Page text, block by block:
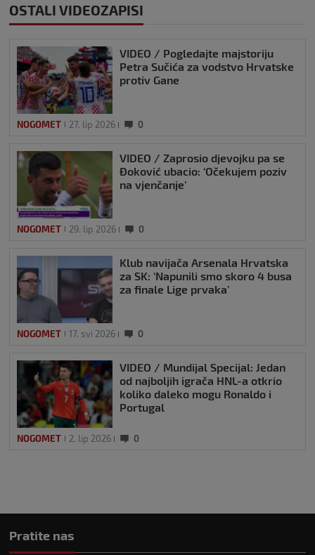
OSTALI VIDEOZAPISI
VIDEO / Pogledajte majstoriju
Petra Sučića za vodstvo Hrvatske
protiv Gane
NOGOMET 27. lip 2026 0
VIDEO / Zaprosio djevojku pa se
Đoković ubacio: ‘Očekujem poziv
na vjenčanje’
NOGOMET 29. lip 2026 0
Klub navijača Arsenala Hrvatska
za SK: ‘Napunili smo skoro 4 busa
za finale Lige prvaka’
NOGOMET 17. svi 2026 0
VIDEO / Mundijal Specijal: Jedan
od najboljih igrača HNL-a otkrio
koliko daleko mogu Ronaldo i
Portugal
NOGOMET 2. lip 2026 0
Pratite nas